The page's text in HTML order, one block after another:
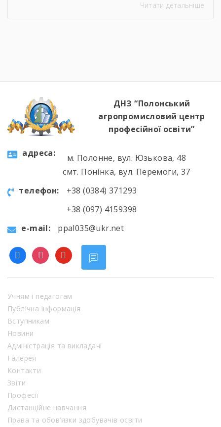
примірками. 22 червня відбулася
мислення та вміння працювати з
Читати детальніше
ДНЗ “Полонський
агропромисловий центр
професійної освіти”
aдресa:
м. Полонне, вул. Юзькова, 48
смт. Понінка, вул. Перемоги, 37
телефон:
+38 (0384) 371293
+38 (097) 4159398
e-mail:
ppal035@ukr.net
facebookinstagram
youtube
Учням і педагогам
Публічна інформація
Вступникам
Новини
Адміністрація та викладачі
Галерея
Контакти
Звіти
Професії
Дистанційне навчання
Права та обов’язки здобувачів освіти